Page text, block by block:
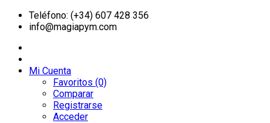
Teléfono: (+34) 607 428 356
info@magiapym.com
Mi Cuenta
Favoritos (0)
Comparar
Registrarse
Acceder